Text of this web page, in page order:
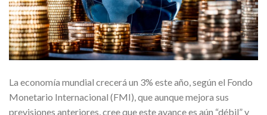
La economía mundial crecerá un 3% este año, según el Fondo
Monetario Internacional (FMI), que aunque mejora sus
previsiones anteriores, cree que este avance es aún “débil” y